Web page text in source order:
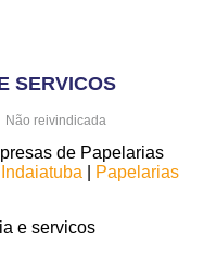
SERVICOS
Não reivindicada
de Papelarias
|
Papelarias
e servicos